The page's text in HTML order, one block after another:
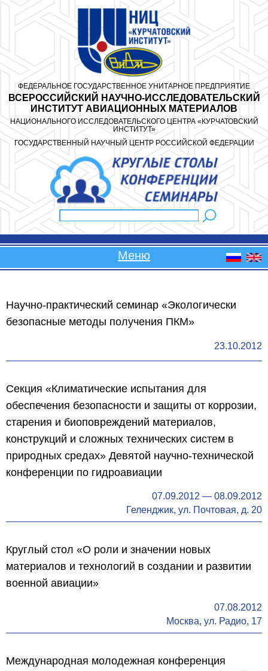
ФЕДЕРАЛЬНОЕ ГОСУДАРСТВЕННОЕ УНИТАРНОЕ ПРЕДПРИЯТИЕ
ВСЕРОССИЙСКИЙ НАУЧНО-ИССЛЕДОВАТЕЛЬСКИЙ
ИНСТИТУТ АВИАЦИОННЫХ МАТЕРИАЛОВ
НАЦИОНАЛЬНОГО ИССЛЕДОВАТЕЛЬСКОГО ЦЕНТРА «КУРЧАТОВСКИЙ
ИНСТИТУТ»
ГОСУДАРСТВЕННЫЙ НАУЧНЫЙ ЦЕНТР РОССИЙСКОЙ ФЕДЕРАЦИИ
Форма поиска
Меню
Научно-практический семинар «Экологически
безопасные методы получения ПКМ»
23.10.2012
Секция «Климатические испытания для
обеспечения безопасности и защиты от коррозии,
старения и биоповреждений материалов,
конструкций и сложных технических систем в
природных средах» Девятой научно-технической
конференции по гидроавиации
07.09.2012 — 08.09.2012
Геленджик, ул. Почтовая, д. 20
Круглый стол «О роли и значении новых
материалов и технологий в создании и развитии
военной авиации»
07.08.2012
Москва, ул. Радио, 17
Международная молодежная конференция